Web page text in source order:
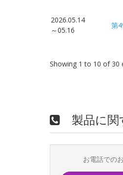
2026.05.14
～05.16
第
Showing 1 to 10 of 30
製品に関
お電話での